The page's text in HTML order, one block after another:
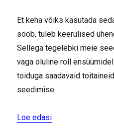
Et keha võiks kasutada
sööb, tuleb keerulised
Sellega tegelebki meie
väga oluline roll
toiduga saadavaid
seedimise.
Loe edasi“Ensüümide roll